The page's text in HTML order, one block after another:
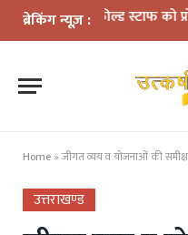
ब्रेकिंग न्यूज़ :
फील्ड स्टाफ को प्रोत्साहित
Home »जीगत व्यय व योजनाओं की
उत्तराखण्ड